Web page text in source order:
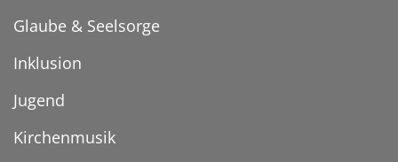
Glaube & Seelsorge
Inklusion
Jugend
Kirchenmusik